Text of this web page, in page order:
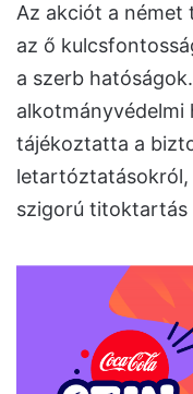
Az akciót a német
az ő
a szerb
alkotmányvédelmi
tájékoztatta a
letartóztatásokról,
szigorú titoktartás